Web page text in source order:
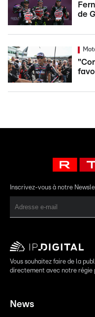
de
Inscrivez-vous à notre
Vous souhaitez faire de la
directement avec notre régie
News